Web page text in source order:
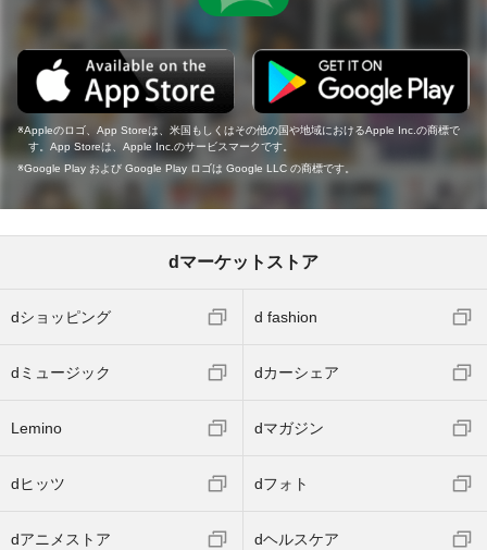
Appleのロゴ、App Storeは、米国もしくはその他の国や地域におけるApple Inc.の商標で
す。App Storeは、Apple Inc.のサービスマークです。
Google Play および Google Play ロゴは Google LLC の商標です。
dマーケットストア
dショッピング d fashion
dミュージック dカーシェア
Lemino dマガジン
dヒッツ dフォト
dアニメストア dヘルスケア